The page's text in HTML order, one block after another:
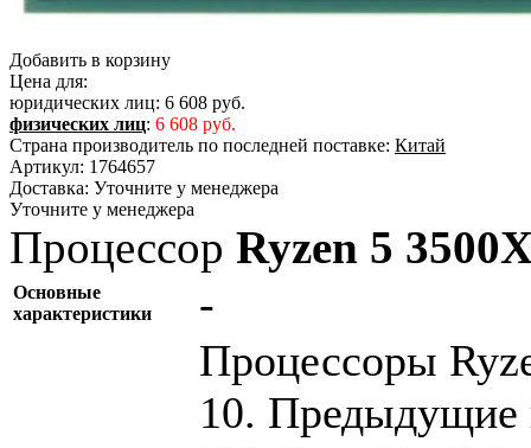
Добавить в корзину
Цена для:
юридических лиц: 6 608 руб.
физических лиц: 6 608 руб.
Страна производитель по последней поставке: Китай
Артикул: 1764657
Доставка: Уточните у менеджера
Уточните у менеджера
Процессор Ryzen 5
Основные
характеристики
-
Процессоры
10. Предыдущие